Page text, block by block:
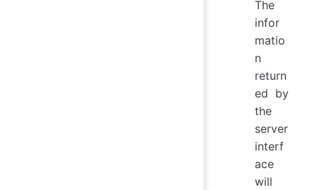
The
infor
matio
n
return
ed by
the
server
interf
ace
will